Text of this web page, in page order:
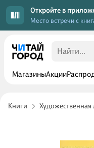
Откройте в
Место встречи с
МагазиныАкции
Книги Художественная